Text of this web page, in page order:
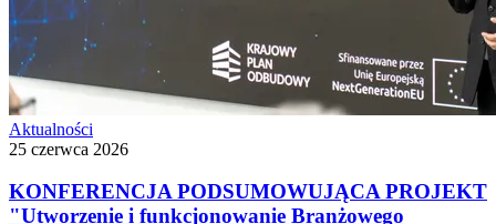
Aktualności
25 czerwca 2026
KONFERENCJA PODSUMOWUJĄCA PROJEKT
"Utworzenie i funkcjonowanie Branżowego